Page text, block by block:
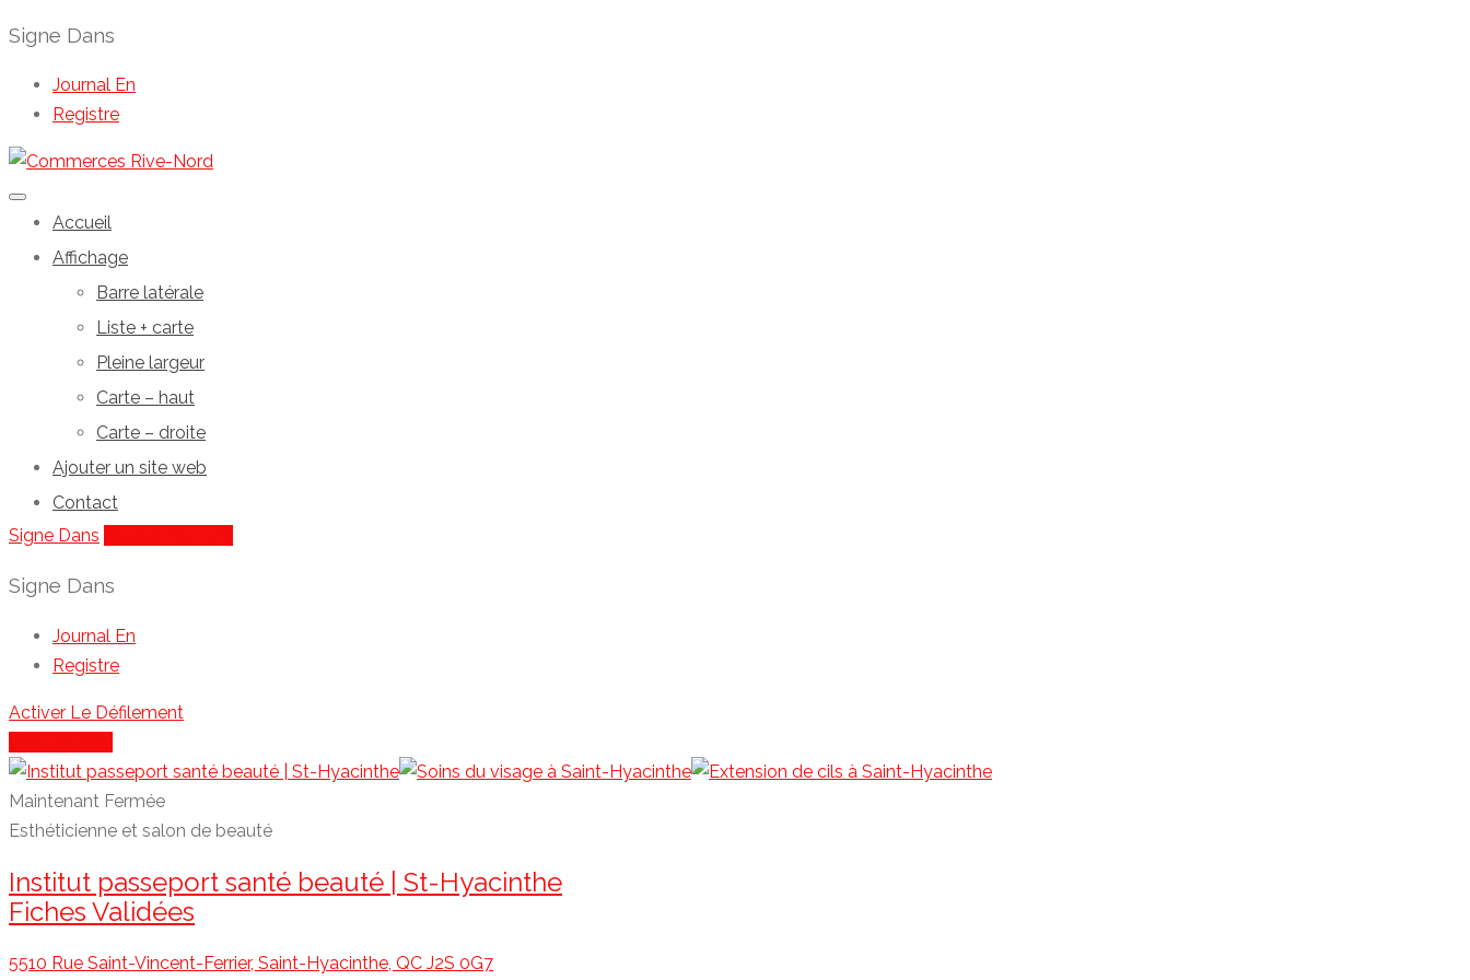
Signe Dans
Journal En
Registre
Accueil
Affichage
Barre latérale
Liste + carte
Pleine largeur
Carte – haut
Carte – droite
Ajouter un site web
Contact
Signe Dans
Signe Dans
Journal En
Registre
Activer Le Défilement
Maintenant Fermée
Esthéticienne et salon de beauté
Institut passeport santé beauté | St-Hyacinthe
Fiches Validées
5510 Rue Saint-Vincent-Ferrier, Saint-Hyacinthe, QC J2S 0G7